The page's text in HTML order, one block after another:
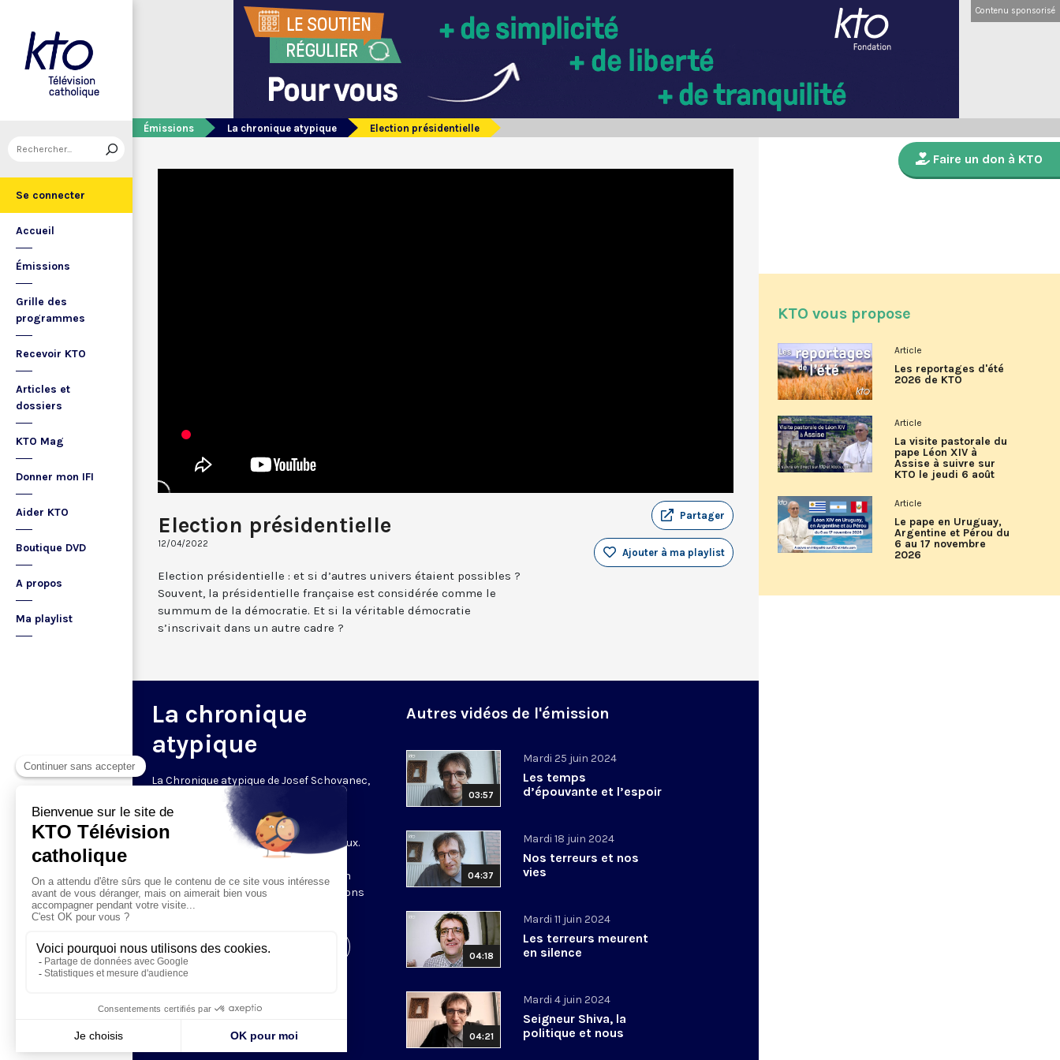
Se connecter
Accueil
Émissions
Grille des
programmes
Recevoir KTO
Articles et
dossiers
KTO Mag
Donner mon IFI
Aider KTO
Boutique DVD
A propos
Ma playlist
Contenu sponsorisé
Émissions La chronique atypique Election présidentielle
Election présidentielle
12/04/2022
Partager
Ajouter à ma playlist
Election présidentielle : et si d’autres univers étaient possibles ?
Souvent, la présidentielle française est considérée comme le
summum de la démocratie. Et si la véritable démocratie
s’inscrivait dans un autre cadre ?
La chronique
atypique
La Chronique atypique de Josef Schovanec,
un regard décalé
Le mardi • 20h30 • 6 min
Josef Schovanec est autiste et malicieux.
Chaque semaine, il observe les
comportements des « normaux » et en
dévoile les étrangetés dont nous n’avions
pas conscience.
Visiter la page de l'émission
Autres vidéos de l'émission
03:57
Mardi 25 juin 2024
Les temps
d’épouvante et l’espoir
04:37
Mardi 18 juin 2024
Nos terreurs et nos
vies
04:18
Mardi 11 juin 2024
Les terreurs meurent
en silence
04:21
Mardi 4 juin 2024
Seigneur Shiva, la
politique et nous
Faire un don à KTO
KTO vous propose
Article
Les reportages d'été
2026 de KTO
Article
La visite pastorale du
pape Léon XIV à
Assise à suivre sur
KTO le jeudi 6 août
Article
Le pape en Uruguay,
Argentine et Pérou du
6 au 17 novembre
2026